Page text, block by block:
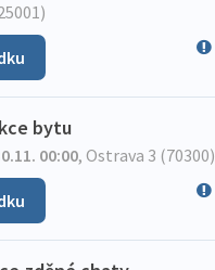
bytu
00:00, Ostrava 3 (70300)